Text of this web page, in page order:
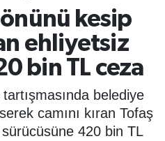
kesip
ehliyetsiz
bin TL ceza
belediye
camını kıran Tofaş
420 bin TL